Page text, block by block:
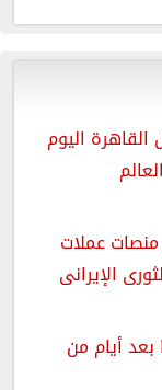
اليوم
عملات
الإيرانى
أيام من